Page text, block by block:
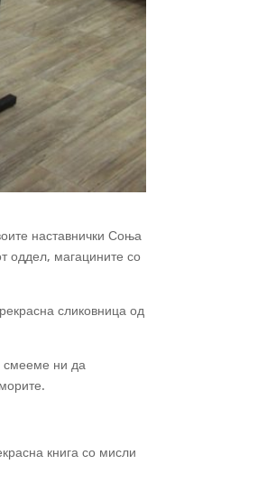
наставнички Соња
оддел, магацините со
сликовница од
смееме ни да
книга со мисли